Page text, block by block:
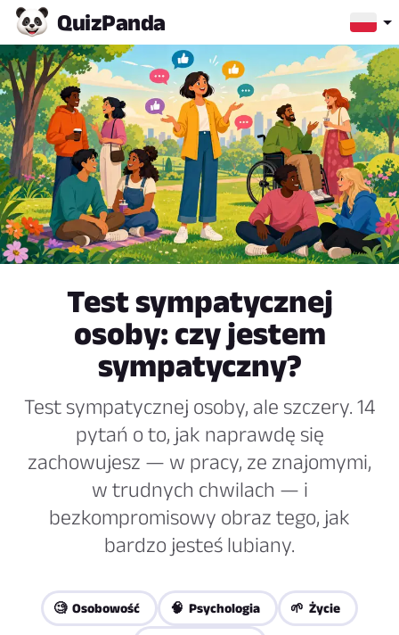
QuizPanda
Test sympatycznej
osoby: czy jestem
sympatyczny?
Test sympatycznej osoby, ale szczery. 14
pytań o to, jak naprawdę się
zachowujesz — w pracy, ze znajomymi,
w trudnych chwilach — i
bezkompromisowy obraz tego, jak
bardzo jesteś lubiany.
🧐 Osobowość 🧠 Psychologia 🌱 Życie